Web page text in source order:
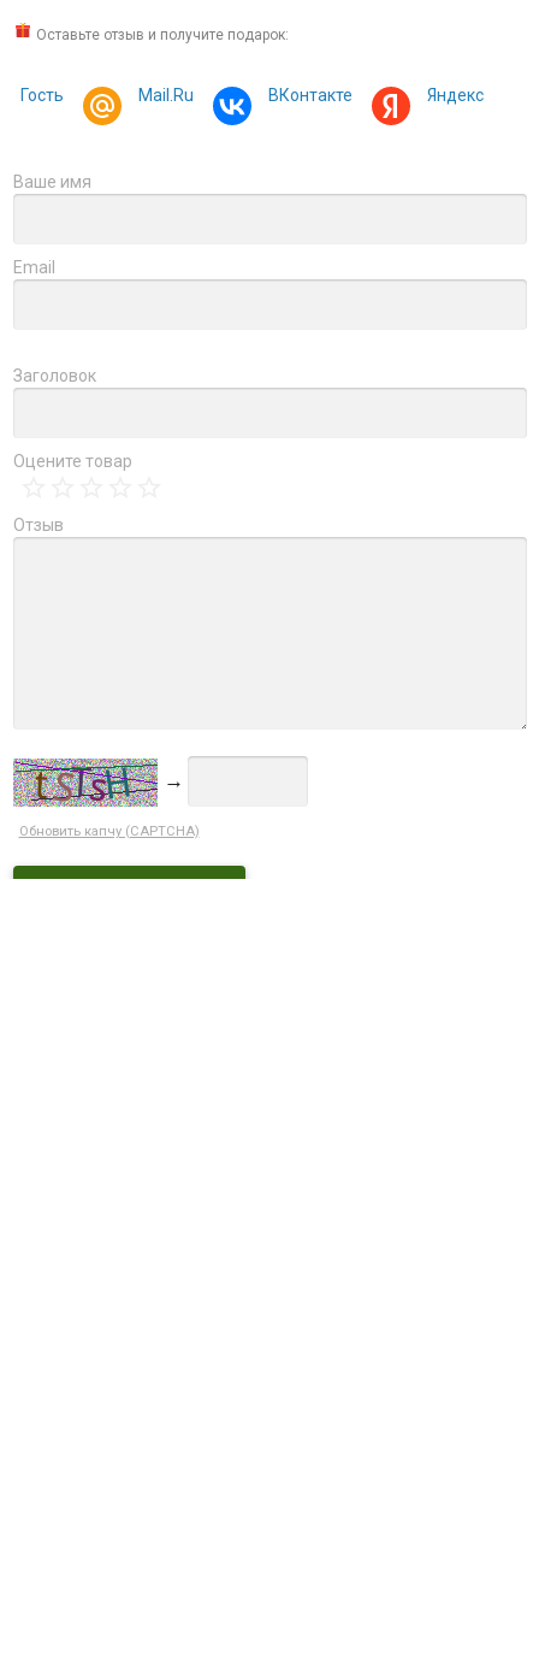
Оставьте отзыв и получите подарок:
Гость Mail.Ru ВКонтакте Яндекс
Ваше имя
Email
Заголовок
Оцените товар
Отзыв
→
Обновить капчу (CAPTCHA)